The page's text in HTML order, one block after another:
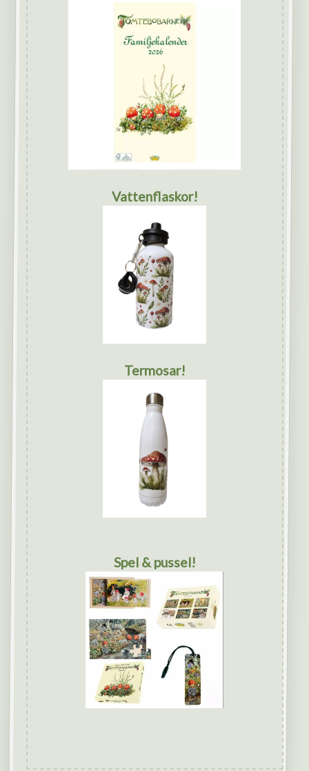
Vattenflaskor!
Termosar!
Spel & pussel!